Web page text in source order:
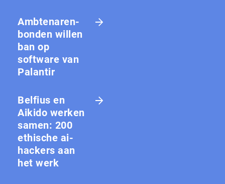
Amb­te­na­ren­
bon­den willen
ban op
software van
Palantir
Belfius en
Aikido werken
samen: 200
ethische ai-
hackers aan
het werk